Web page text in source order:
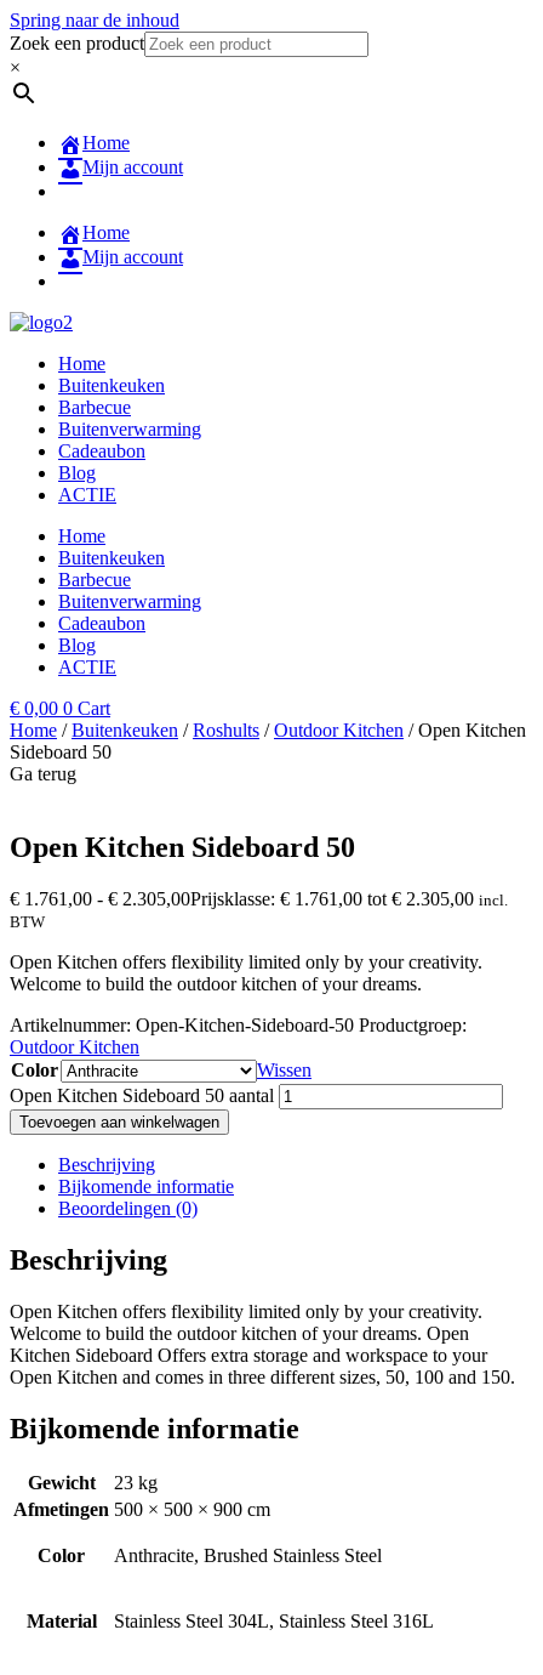
Spring naar de inhoud
Zoek een product
×
Home
Mijn account
Home
Mijn account
Home
Buitenkeuken
Barbecue
Buitenverwarming
Cadeaubon
Blog
ACTIE
Home
Buitenkeuken
Barbecue
Buitenverwarming
Cadeaubon
Blog
ACTIE
€ 0,00 0 Cart
Home /Buitenkeuken /Roshults /Outdoor Kitchen / Open Kitchen
Sideboard 50
Ga terug
Open Kitchen Sideboard 50
€ 1.761,00 - € 2.305,00Prijsklasse: € 1.761,00 tot € 2.305,00 incl.
BTW
Open Kitchen offers flexibility limited only by your creativity.
Welcome to build the outdoor kitchen of your dreams.
Artikelnummer: Open-Kitchen-Sideboard-50 Productgroep:
Outdoor Kitchen
Color
Wissen
Open Kitchen Sideboard 50 aantal
Toevoegen aan winkelwagen
Beschrijving
Bijkomende informatie
Beoordelingen (0)
Beschrijving
Open Kitchen offers flexibility limited only by your creativity.
Welcome to build the outdoor kitchen of your dreams. Open
Kitchen Sideboard Offers extra storage and workspace to your
Open Kitchen and comes in three different sizes, 50, 100 and 150.
Bijkomende informatie
Gewicht
23 kg
Afmetingen 500 × 500 × 900 cm
Color Anthracite, Brushed Stainless Steel
Material Stainless Steel 304L, Stainless Steel 316L